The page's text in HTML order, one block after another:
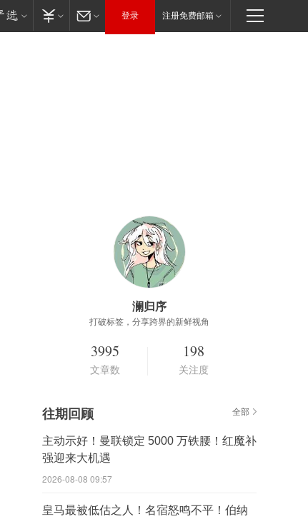
登录 注册免费邮箱
澜归序
打破标签，分享跨界的新鲜视角
3995
文章数
198
关注度
往期回顾 全部
主动示好！曼联锁定 5000 万铁腰！红魔补
强迎来大机遇
2026-08-08 09:57
皇马最被低估之人！名宿怒鸣不平！伯纳